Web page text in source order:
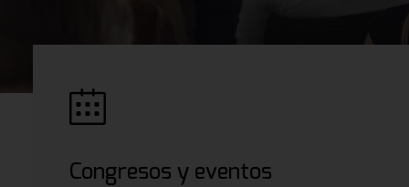
Congresos y eventos